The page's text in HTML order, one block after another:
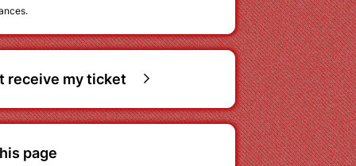
receive my ticket
page